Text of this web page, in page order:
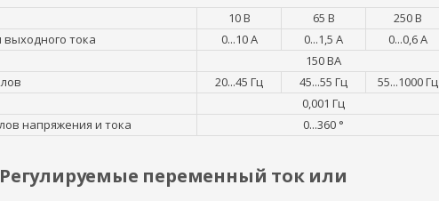
10 В 65 В
250 В
тока
0...10 А 0...1,5 А
0...0,6 А
150 ВА
20...45 Гц 45...55 Гц
55...1000 Гц
0,001 Гц
напряжения и тока
0...360 °
переменный ток или